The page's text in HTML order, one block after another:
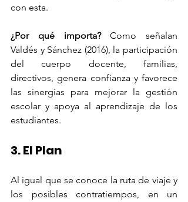
con esta.
¿Por qué importa? Como señalan
Valdés y Sánchez (2016), la participación
del cuerpo docente, familias,
directivos, genera confianza y favorece
las sinergias para mejorar la gestión
escolar y apoya al aprendizaje de los
estudiantes.
3. El Plan
Al igual que se conoce la ruta de viaje y
los posibles contratiempos, en un